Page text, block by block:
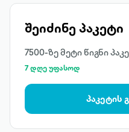
შეიძინე პაკეტი
7500-ზე მეტი წიგნი
7 დღე უფასოდ
პაკეტის